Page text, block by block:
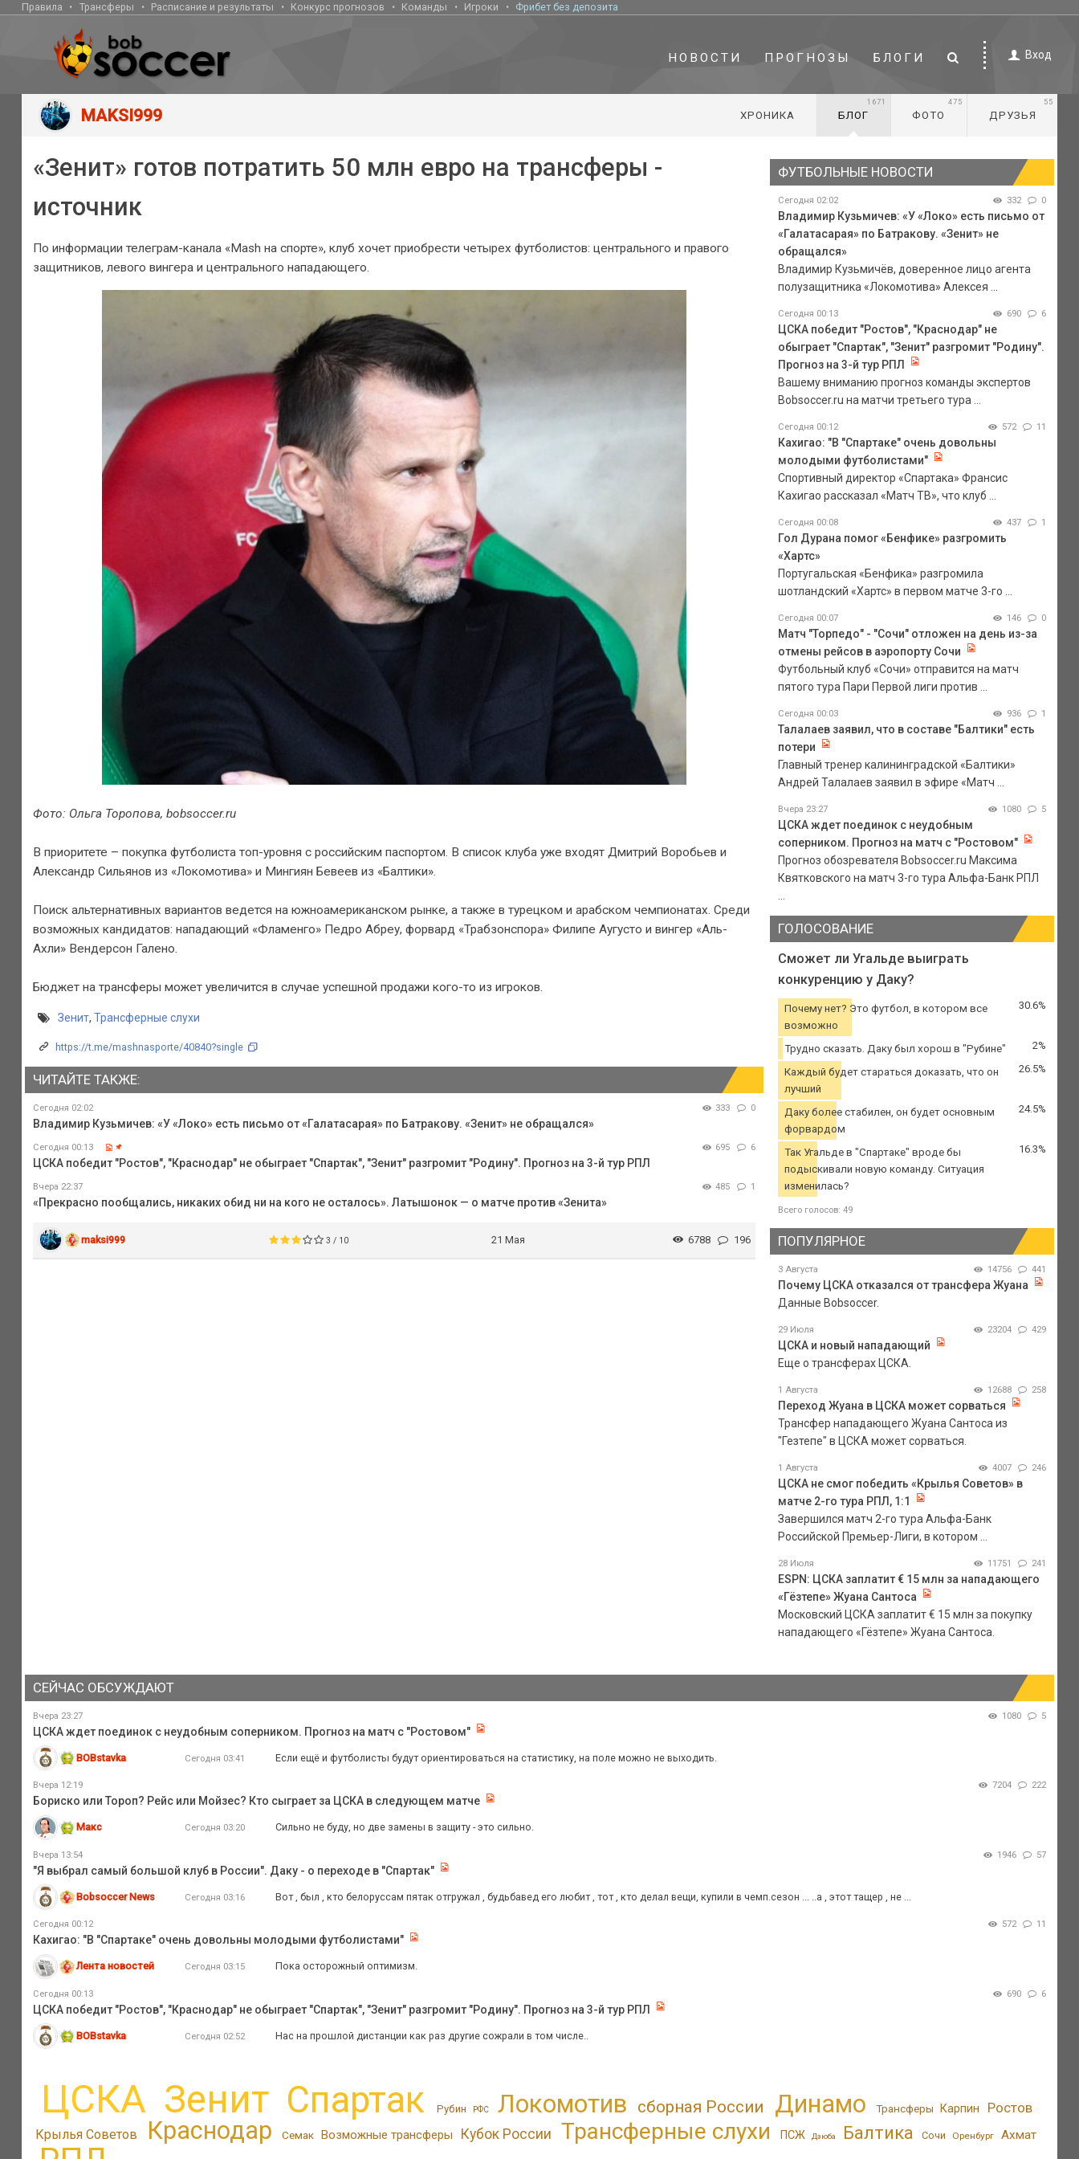
Правила Трансферы Расписание и результаты Конкурс прогнозов Команды Игроки Фрибет без депозита
НОВОСТИ ПРОГНОЗЫ БЛОГИ Вход
MAKSI999 ХРОНИКА БЛОГ
1671
ФОТО
475
ДРУЗЬЯ
55
«Зенит» готов потратить 50 млн евро на трансферы -
источник
По информации телеграм-канала «Mash на спорте», клуб хочет приобрести четырех футболистов: центрального и правого
защитников, левого вингера и центрального нападающего.
Фото: Ольга Торопова, bobsoccer.ru
В приоритете – покупка футболиста топ-уровня с российским паспортом. В список клуба уже входят Дмитрий Воробьев и
Александр Сильянов из «Локомотива» и Мингиян Бевеев из «Балтики».
Поиск альтернативных вариантов ведется на южноамериканском рынке, а также в турецком и арабском чемпионатах. Среди
возможных кандидатов: нападающий «Фламенго» Педро Абреу, форвард «Трабзонспора» Филипе Аугусто и вингер «Аль-
Ахли» Вендерсон Галено.
Бюджет на трансферы может увеличится в случае успешной продажи кого-то из игроков.
Зенит, Трансферные слухи
https://t.me/mashnasporte/40840?single
ЧИТАЙТЕ ТАКЖЕ:
Сегодня 02:02 333 0
Владимир Кузьмичев: «У «Локо» есть письмо от «Галатасарая» по Батракову. «Зенит» не обращался»
Сегодня 00:13 695 6
ЦСКА победит "Ростов", "Краснодар" не обыграет "Спартак", "Зенит" разгромит "Родину". Прогноз на 3-й тур РПЛ
Вчера 22:37 485 1
«Прекрасно пообщались, никаких обид ни на кого не осталось». Латышонок — о матче против «Зенита»
maksi999 3 / 10 21 Мая 6788 196
ФУТБОЛЬНЫЕ НОВОСТИ
Сегодня 02:02 332 0
Владимир Кузьмичев: «У «Локо» есть письмо от
«Галатасарая» по Батракову. «Зенит» не
обращался»
Владимир Кузьмичёв, доверенное лицо агента
полузащитника «Локомотива» Алексея ...
Сегодня 00:13 690 6
ЦСКА победит "Ростов", "Краснодар" не
обыграет "Спартак", "Зенит" разгромит "Родину".
Прогноз на 3-й тур РПЛ
Вашему вниманию прогноз команды экспертов
Bobsoccer.ru на матчи третьего тура ...
Сегодня 00:12 572 11
Кахигао: "В "Спартаке" очень довольны
молодыми футболистами"
Спортивный директор «Спартака» Франсис
Кахигао рассказал «Матч ТВ», что клуб ...
Сегодня 00:08 437 1
Гол Дурана помог «Бенфике» разгромить
«Хартс»
Португальская «Бенфика» разгромила
шотландский «Хартс» в первом матче 3-го ...
Сегодня 00:07 146 0
Матч "Торпедо" - "Сочи" отложен на день из-за
отмены рейсов в аэропорту Сочи
Футбольный клуб «Сочи» отправится на матч
пятого тура Пари Первой лиги против ...
Сегодня 00:03 936 1
Талалаев заявил, что в составе "Балтики" есть
потери
Главный тренер калининградской «Балтики»
Андрей Талалаев заявил в эфире «Матч ...
Вчера 23:27 1080 5
ЦСКА ждет поединок с неудобным
соперником. Прогноз на матч с "Ростовом"
Прогноз обозревателя Bobsoccer.ru Максима
Квятковского на матч 3-го тура Альфа-Банк РПЛ
ГОЛОСОВАНИЕ
Сможет ли Угальде выиграть
конкуренцию у Даку?
Почему нет? Это футбол, в котором все
возможно
30.6%
Трудно сказать. Даку был хорош в "Рубине" 2%
Каждый будет стараться доказать, что он
лучший
26.5%
Даку более стабилен, он будет основным
форвардом
24.5%
Так Угальде в "Спартаке" вроде бы
подыскивали новую команду. Ситуация
изменилась?
16.3%
Всего голосов: 49
ПОПУЛЯРНОЕ
3 Августа 14756 441
Почему ЦСКА отказался от трансфера Жуана
Данные Bobsoccer.
29 Июля 23204 429
ЦСКА и новый нападающий
Еще о трансферах ЦСКА.
1 Августа 12688 258
Переход Жуана в ЦСКА может сорваться
Трансфер нападающего Жуана Сантоса из
"Гезтепе" в ЦСКА может сорваться.
1 Августа 4007 246
ЦСКА не смог победить «Крылья Советов» в
матче 2-го тура РПЛ, 1:1
Завершился матч 2-го тура Альфа-Банк
Российской Премьер-Лиги, в котором ...
28 Июля 11751 241
ESPN: ЦСКА заплатит € 15 млн за нападающего
«Гёзтепе» Жуана Сантоса
Московский ЦСКА заплатит € 15 млн за покупку
нападающего «Гёзтепе» Жуана Сантоса.
СЕЙЧАС ОБСУЖДАЮТ
Вчера 23:27 1080 5
ЦСКА ждет поединок с неудобным соперником. Прогноз на матч с "Ростовом"
BOBstavka Сегодня 03:41 Если ещё и футболисты будут ориентироваться на статистику, на поле можно не выходить.
Вчера 12:19 7204 222
Бориско или Тороп? Рейс или Мойзес? Кто сыграет за ЦСКА в следующем матче
Макс Сегодня 03:20 Сильно не буду, но две замены в защиту - это сильно.
Вчера 13:54 1946 57
"Я выбрал самый большой клуб в России". Даку - о переходе в "Спартак"
Bobsoccer News Сегодня 03:16 Вот , был , кто белоруссам пятак отгружал , будьбавед его любит , тот , кто делал вещи, купили в чемп.сезон ... ..а , этот тащер , не ...
Сегодня 00:12 572 11
Кахигао: "В "Спартаке" очень довольны молодыми футболистами"
Лента новостей Сегодня 03:15 Пока осторожный оптимизм.
Сегодня 00:13 690 6
ЦСКА победит "Ростов", "Краснодар" не обыграет "Спартак", "Зенит" разгромит "Родину". Прогноз на 3-й тур РПЛ
BOBstavka Сегодня 02:52 Нас на прошлой дистанции как раз другие сожрали в том числе..
ЦСКА Зенит Спартак Рубин РФС Локомотив сборная России Динамо Трансферы Карпин Ростов
Крылья Советов Краснодар Семак Возможные трансферы Кубок России Трансферные слухи ПСЖ Дзюба Балтика Сочи Оренбург Ахмат